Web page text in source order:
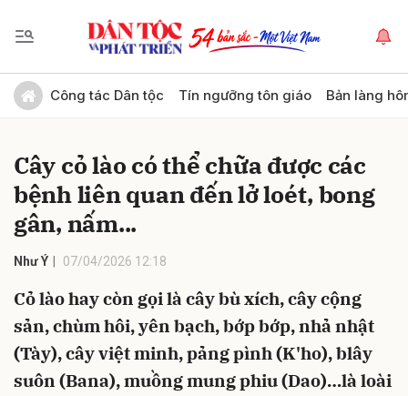
Công tác Dân tộc Tín ngưỡng tôn giáo Bản làng
Cây cỏ lào có thể chữa được các
bệnh liên quan đến lở loét, bong
gân, nấm...
Như Ý 07/04/2026 12:18
Cỏ lào hay còn gọi là cây bù xích, cây cộng
sản, chùm hôi, yên bạch, bớp bớp, nhả nhật
(Tày), cây việt minh, pảng pình (K'ho), blây
suôn (Bana), muồng mung phiu (Dao)…là loài
Gửi bình luận